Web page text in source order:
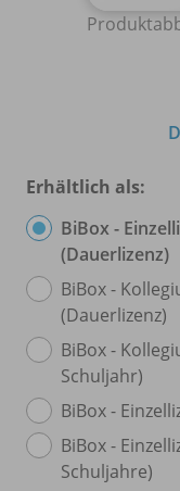
Erhältlich als:
BiBox -
(Dauerlizenz)
BiBox -
(Dauerlizenz)
BiBox -
Schuljahr)
BiBox -
BiBox -
Schuljahre)